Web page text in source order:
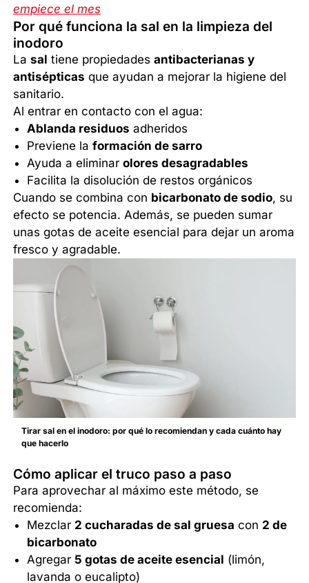
empiece el mes
Por qué funciona la sal en la limpieza del
inodoro
Lasal tiene propiedadesantibacterianas y
antisépticas que ayudan a mejorar la higiene del
sanitario.
Al entrar en contacto con el agua:
Ablanda residuos adheridos
Previene laformación de sarro
Ayuda a eliminarolores desagradables
Facilita la disolución de restos orgánicos
Cuando se combina con bicarbonato de sodio, su
efecto se potencia. Además, se pueden sumar
unas gotas de aceite esencial para dejar un aroma
fresco y agradable.
Tirar sal en el inodoro: por qué lo recomiendan y cada cuánto hay
que hacerlo
Cómo aplicar el truco paso a paso
Para aprovechar al máximo este método, se
recomienda:
Mezclar 2 cucharadas de sal gruesa con 2 de
bicarbonato
Agregar 5 gotas de aceite esencial (limón,
lavanda o eucalipto)